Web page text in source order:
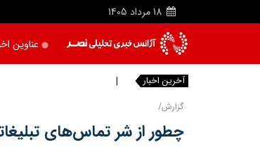
18 مرداد 1405
عناوین
آخرین اخبار رهنمودها
گزارش/
چطور از شر تماس‌های